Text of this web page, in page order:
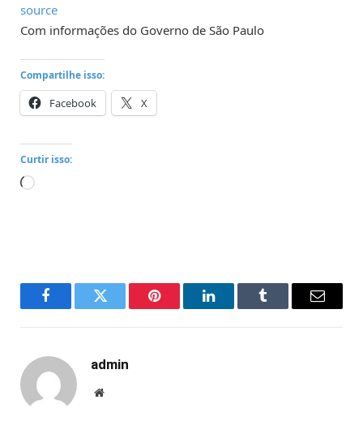
source
Com informações do Governo de São Paulo
Compartilhe isso:
Facebook X
Curtir isso:
Carregando...
FacebookTwitter Pinterest LinkedInTumblr Email
admin
Website